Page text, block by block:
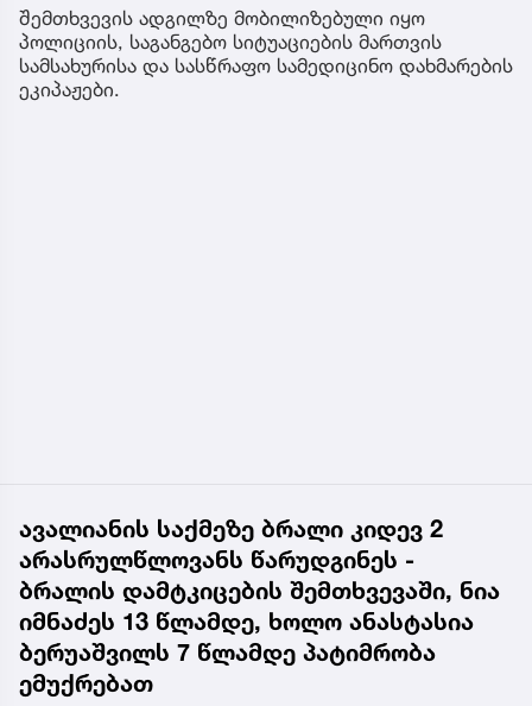
შემთხვევის ადგილზე მობილიზებული იყო
პოლიციის, საგანგებო სიტუაციების მართვის
სამსახურისა და სასწრაფო სამედიცინო დახმარების
ეკიპაჟები.
ავალიანის საქმეზე ბრალი კიდევ 2
არასრულწლოვანს წარუდგინეს -
ბრალის დამტკიცების შემთხვევაში, ნია
იმნაძეს 13 წლამდე, ხოლო ანასტასია
ბერუაშვილს 7 წლამდე პატიმრობა
ემუქრებათ